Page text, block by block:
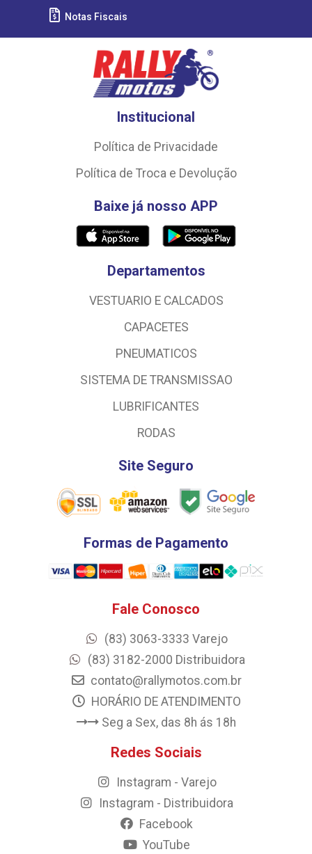
Notas Fiscais
Institucional
Política de Privacidade
Política de Troca e Devolução
Baixe já nosso APP
Departamentos
VESTUARIO E CALCADOS
CAPACETES
PNEUMATICOS
SISTEMA DE TRANSMISSAO
LUBRIFICANTES
RODAS
Site Seguro
Formas de Pagamento
Fale Conosco
(83) 3063-3333 Varejo
(83) 3182-2000 Distribuidora
contato@rallymotos.com.br
HORÁRIO DE ATENDIMENTO
Seg a Sex, das 8h ás 18h
Redes Sociais
Instagram - Varejo
Instagram - Distribuidora
Facebook
YouTube